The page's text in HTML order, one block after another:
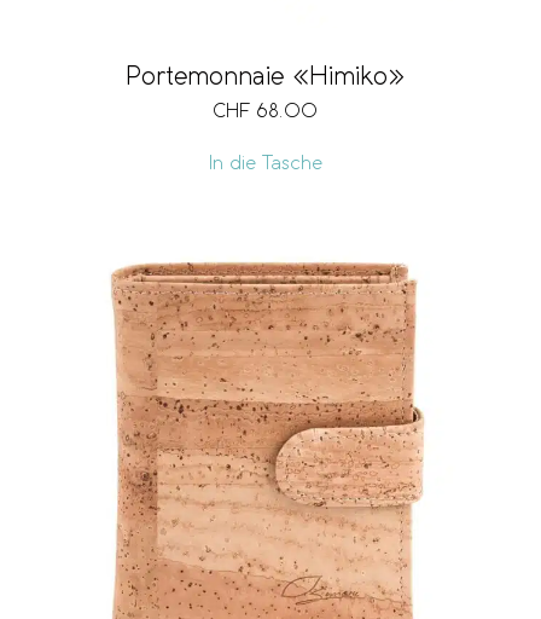
Portemonnaie «Himiko»
CHF 68.00
In die Tasche